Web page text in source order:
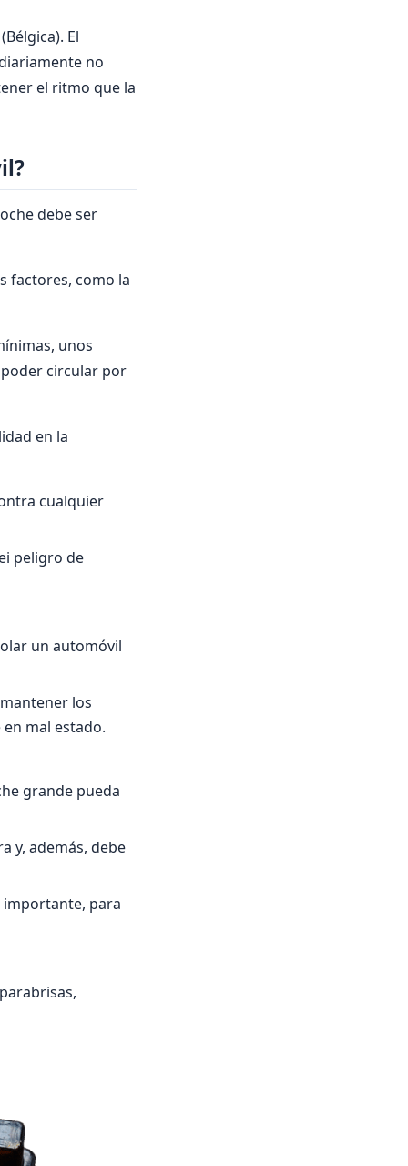
El
no
el ritmo que la
debe ser
factores, como la
unos
circular por
en la
cualquier
peligro de
un automóvil
los
mal estado.
grande pueda
y, además, debe
importante, para